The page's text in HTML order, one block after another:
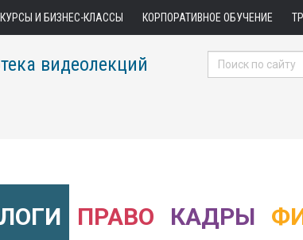
И БИЗНЕС-КЛАССЫ КОРПОРАТИВНОЕ ОБУЧЕНИЕ
видеолекций
ПРАВО КАДРЫ